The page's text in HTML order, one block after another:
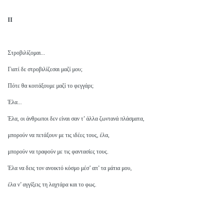
ΙΙ
Στροβιλίζομαι...
Γιατί δε στροβιλίζεσαι μαζί μου;
Πότε θα κοιτάξουμε μαζί το φεγγάρι;
Έλα...
Έλα, οι άνθρωποι δεν είναι σαν τ’ άλλα ζωντανά πλάσματα,
μπορούν να πετάξουν με τις ιδέες τους, έλα,
μπορούν να τραφούν με τις φαντασίες τους.
Έλα να δεις τον ανοικτό κόσμο μέσ’ απ’ τα μάτια μου,
έλα ν’ αγγίξεις τη λαχτάρα και το φως.